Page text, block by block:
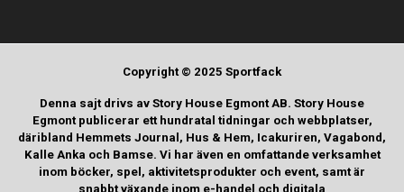
Copyright © 2025 Sportfack
Denna sajt drivs av Story House Egmont AB. Story House
Egmont publicerar ett hundratal tidningar och webbplatser,
däribland Hemmets Journal, Hus & Hem, Icakuriren, Vagabond,
Kalle Anka och Bamse. Vi har även en omfattande verksamhet
inom böcker, spel, aktivitetsprodukter och event, samt är
snabbt växande inom e-handel och digitala